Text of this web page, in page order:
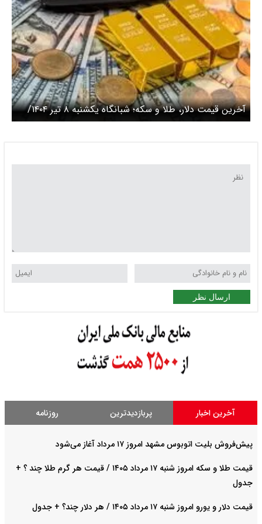
آخرین قیمت دلار، طلا و سکه؛ شبانگاه یکشنبه ۸ تیر ۱۴۰۴/
قیمت طلای دست دوم تعدیل شد
ارسال نظر
آخرین اخبار پربازدیدترین روزنامه
پیش‌فروش بلیت اتوبوس مشهد امروز ۱۷ مرداد آغاز می‌شود
قیمت طلا و سکه امروز شنبه ۱۷ مرداد ۱۴۰۵ / قیمت هر گرم طلا چند ؟ +
جدول
قیمت دلار و یورو امروز شنبه ۱۷ مرداد ۱۴۰۵ / هر دلار چند؟ + جدول